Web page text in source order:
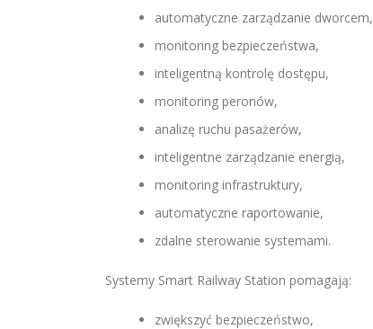
automatyczne zarządzanie dworcem,
monitoring bezpieczeństwa,
inteligentną kontrolę dostępu,
monitoring peronów,
analizę ruchu pasażerów,
inteligentne zarządzanie energią,
monitoring infrastruktury,
automatyczne raportowanie,
zdalne sterowanie systemami.
Systemy Smart Railway Station pomagają:
zwiększyć bezpieczeństwo,